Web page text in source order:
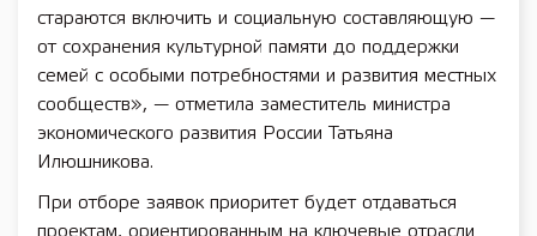
стараются включить и социальную составляющую —
от сохранения культурной памяти до поддержки
семей с особыми потребностями и развития местных
сообществ», — отметила заместитель министра
экономического развития России Татьяна
Илюшникова.
При отборе заявок приоритет будет отдаваться
проектам, ориентированным на ключевые отрасли